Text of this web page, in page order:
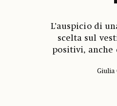
L’auspicio di
scelta sul
positivi, anche
Giulia